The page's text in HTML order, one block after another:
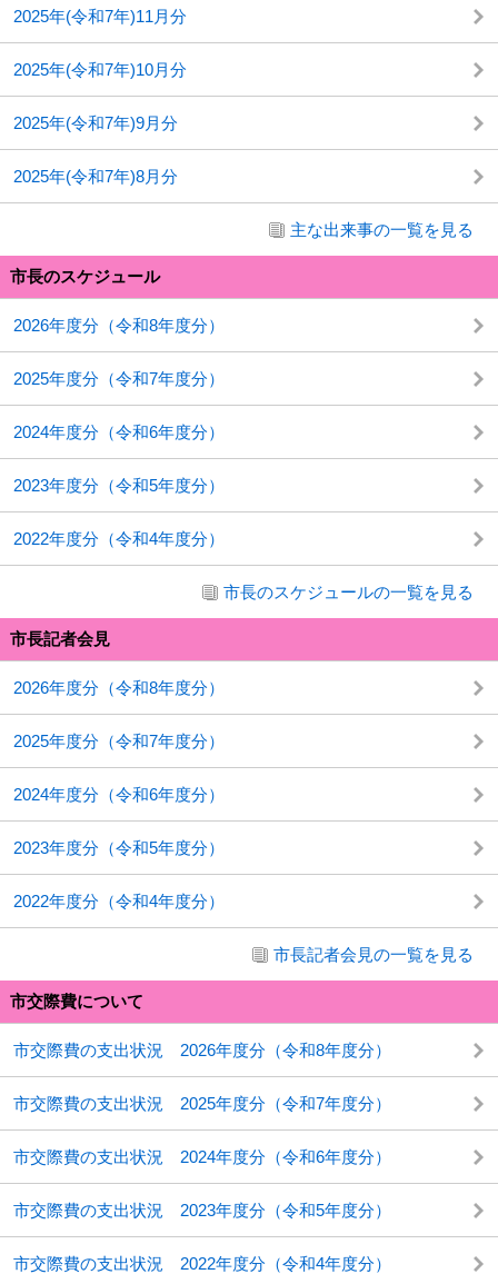
2025年(令和7年)11月分
2025年(令和7年)10月分
2025年(令和7年)9月分
2025年(令和7年)8月分
主な出来事の一覧を見る
市長のスケジュール
2026年度分（令和8年度分）
2025年度分（令和7年度分）
2024年度分（令和6年度分）
2023年度分（令和5年度分）
2022年度分（令和4年度分）
市長のスケジュールの一覧を見る
市長記者会見
2026年度分（令和8年度分）
2025年度分（令和7年度分）
2024年度分（令和6年度分）
2023年度分（令和5年度分）
2022年度分（令和4年度分）
市長記者会見の一覧を見る
市交際費について
市交際費の支出状況 2026年度分（令和8年度分）
市交際費の支出状況 2025年度分（令和7年度分）
市交際費の支出状況 2024年度分（令和6年度分）
市交際費の支出状況 2023年度分（令和5年度分）
市交際費の支出状況 2022年度分（令和4年度分）